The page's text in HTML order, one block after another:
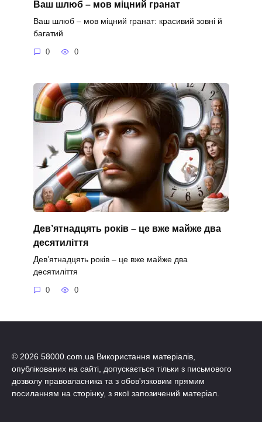
Ваш шлюб – мов міцний гранат
Ваш шлюб – мов міцний гранат: красивий зовні й
багатий
0 0
Дев’ятнадцять років – це вже майже два
десятиліття
Дев’ятнадцять років – це вже майже два
десятиліття
0 0
© 2026 58000.com.ua Використання матеріалів,
опублікованих на сайті, допускається тільки з письмового
дозволу правовласника та з обов'язковим прямим
посиланням на сторінку, з якої запозичений матеріал.